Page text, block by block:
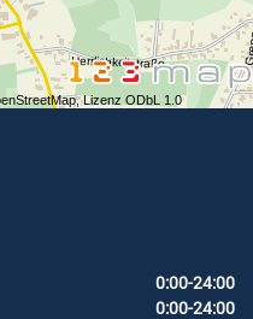
Herrlichkeitstraße
,Lizenz ODbL 1.0
0:00-24:00
0:00-24:00